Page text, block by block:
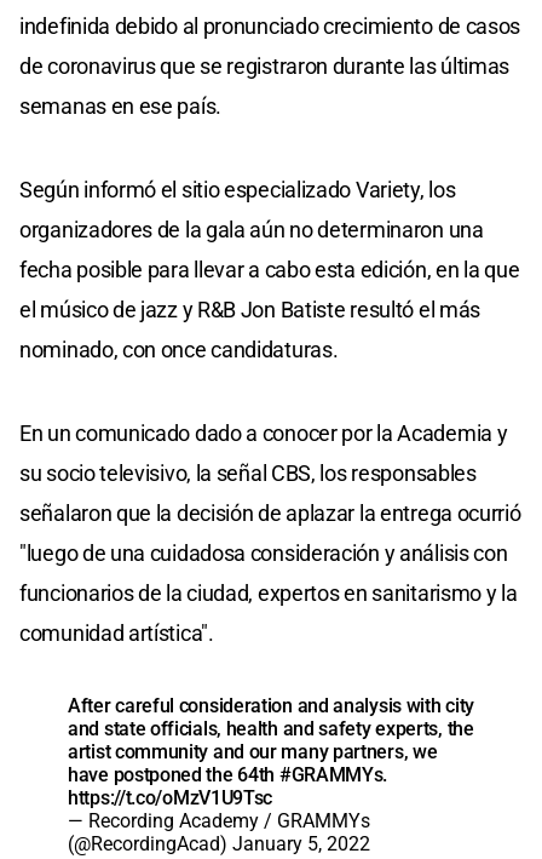
indefinida debido al pronunciado crecimiento de casos
de coronavirus que se registraron durante las últimas
semanas en ese país.
Según informó el sitio especializado Variety, los
organizadores de la gala aún no determinaron una
fecha posible para llevar a cabo esta edición, en la que
el músico de jazz y R&B Jon Batiste resultó el más
nominado, con once candidaturas.
En un comunicado dado a conocer por la Academia y
su socio televisivo, la señal CBS, los responsables
señalaron que la decisión de aplazar la entrega ocurrió
"luego de una cuidadosa consideración y análisis con
funcionarios de la ciudad, expertos en sanitarismo y la
comunidad artística".
After careful consideration and analysis with city
and state officials, health and safety experts, the
artist community and our many partners, we
have postponed the 64th #GRAMMYs.
https://t.co/oMzV1U9Tsc
— Recording Academy / GRAMMYs
(@RecordingAcad) January 5, 2022